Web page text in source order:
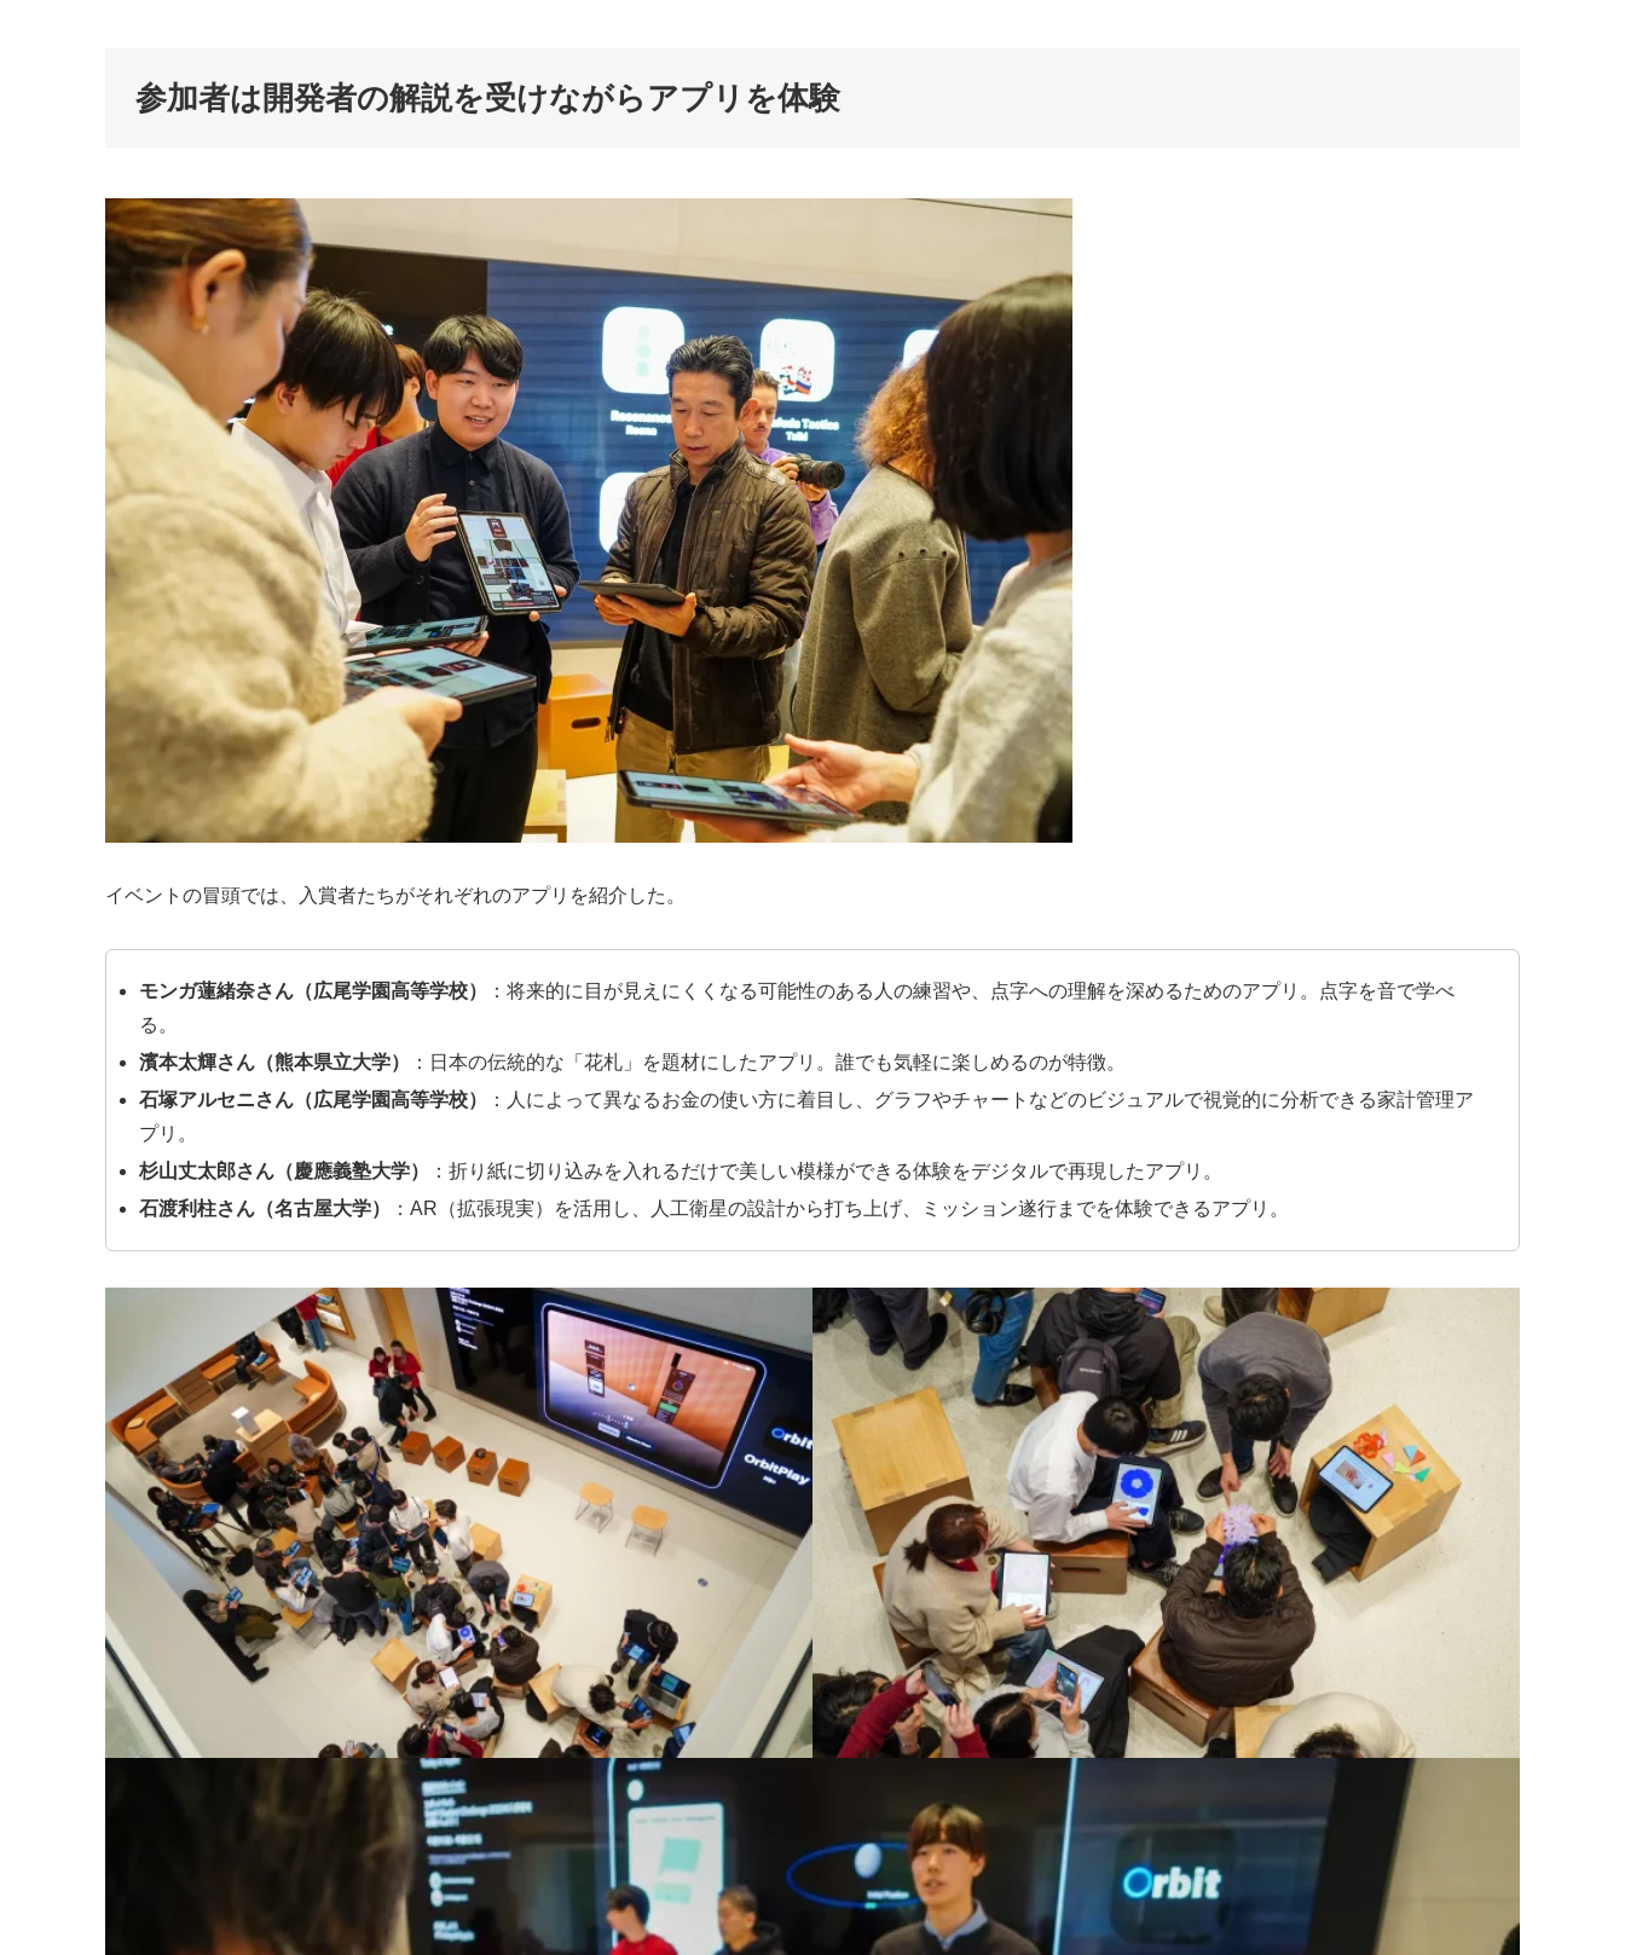
参加者は開発者の解説を受けながらアプリを体験
イベントの冒頭では、入賞者たちがそれぞれのアプリを紹介した。
モンガ蓮緒奈さん（広尾学園高等学校）
：将来的に目が見えにくくなる可能性のある人の練習や、点字への理解を深めるためのアプリ。点字を音で学べ
る。
濱本太輝さん（熊本県立大学）
：日本の伝統的な「花札」を題材にしたアプリ。誰でも気軽に楽しめるのが特徴。
石塚アルセニさん（広尾学園高等学校）
：人によって異なるお金の使い方に着目し、グラフやチャートなどのビジュアルで視覚的に分析できる家計管理ア
プリ。
杉山丈太郎さん（慶應義塾大学）
：折り紙に切り込みを入れるだけで美しい模様ができる体験をデジタルで再現したアプリ。
石渡利柱さん（名古屋大学）
：AR（拡張現実）を活用し、人工衛星の設計から打ち上げ、ミッション遂行までを体験できるアプリ。